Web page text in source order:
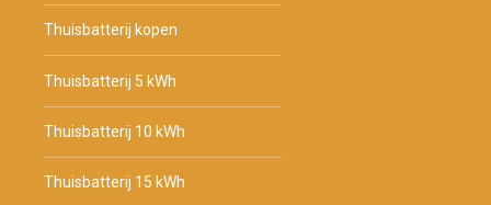
Thuisbatterij kopen
Thuisbatterij 5 kWh
Thuisbatterij 10 kWh
Thuisbatterij 15 kWh